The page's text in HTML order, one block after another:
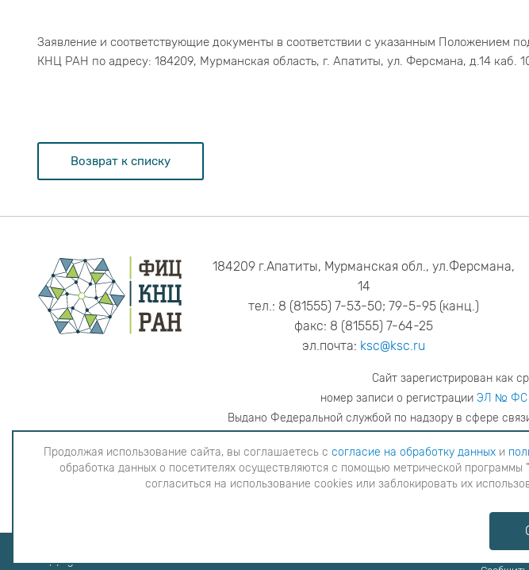
Заявление и соответствующие документы в соответствии с указанным Положением
КНЦ РАН по адресу: 184209, Мурманская область, г. Апатиты, ул. Ферсмана, д.14 каб.
Возврат к списку
184209 г.Апатиты, Мурманская обл., ул.Ферсмана,
14
тел.: 8 (81555) 7-53-50; 79-5-95 (канц.)
факс: 8 (81555) 7-64-25
эл.почта: ksc@ksc.ru
Сайт зарегистрирован как
номер записи о регистрации ЭЛ № ФС
Выдано Федеральной службой по надзору в сфере
адрес редакции
Продолжая использование сайта, вы соглашаетесь с согласие на обработку данных
данных о посетителях осуществляются с помощью метрической программы "Яндекс
Copyright © 2026
Продолжая использование сайта, вы соглашаетесь с согласие на обработку данныхи
обработка данных о посетителях осуществляются с помощью метрической
согласиться на использование cookies или заблокировать их